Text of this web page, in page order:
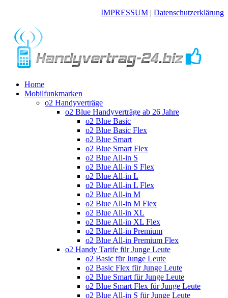
IMPRESSUM | Datenschutzerklärung
Home
Mobilfunkmarken
o2 Handyverträge
o2 Blue Handyverträge ab 26 Jahre
o2 Blue Basic
o2 Blue Basic Flex
o2 Blue Smart
o2 Blue Smart Flex
o2 Blue All-in S
o2 Blue All-in S Flex
o2 Blue All-in L
o2 Blue All-in L Flex
o2 Blue All-in M
o2 Blue All-in M Flex
o2 Blue All-in XL
o2 Blue All-in XL Flex
o2 Blue All-in Premium
o2 Blue All-in Premium Flex
o2 Handy Tarife für Junge Leute
o2 Basic für Junge Leute
o2 Basic Flex für Junge Leute
o2 Blue Smart für Junge Leute
o2 Blue Smart Flex für Junge Leute
o2 Blue All-in S für Junge Leute